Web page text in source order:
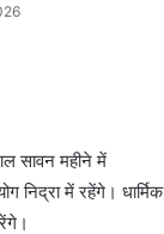
सावन महीने में
निद्रा में रहेंगे। धार्मिक